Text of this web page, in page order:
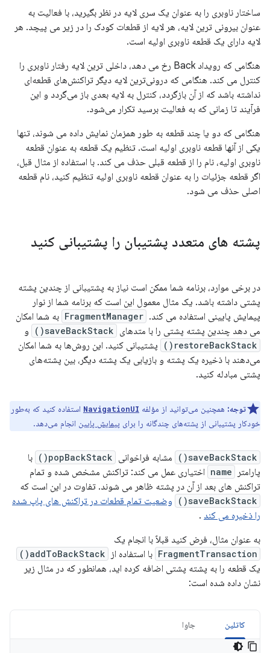
ساختار ناوبری را به عنوان یک سری لایه در نظر بگیرید، با فعالیت به
عنوان بیرونی ترین لایه، هر لایه از قطعات کودک را در زیر می پیچد. هر
لایه دارای یک قطعه ناوبری اولیه است.
هنگامی که رویداد Back رخ می دهد، داخلی ترین لایه رفتار ناوبری را
کنترل می کند. هنگامی که درونی‌ترین لایه دیگر تراکنش‌های قطعه‌ای
نداشته باشد که از آن بازگردد، کنترل به لایه بعدی باز می‌گردد و این
فرآیند تا زمانی که به فعالیت برسید تکرار می‌شود.
هنگامی که دو یا چند قطعه به طور همزمان نمایش داده می شوند، تنها
یکی از آنها قطعه ناوبری اولیه است. تنظیم یک قطعه به عنوان قطعه
ناوبری اولیه، نام را از قطعه قبلی حذف می کند. با استفاده از مثال قبل،
اگر قطعه جزئیات را به عنوان قطعه ناوبری اولیه تنظیم کنید، نام قطعه
اصلی حذف می شود.
پشته های متعدد پشتیبان را پشتیبانی کنید
در برخی موارد، برنامه شما ممکن است نیاز به پشتیبانی از چندین پشته
پشتی داشته باشد. یک مثال معمول این است که برنامه شما از نوار
پیمایش پایینی استفاده می کند. FragmentManager به شما امکان
می دهد چندین پشته پشتی را با متدهای saveBackStack() و
restoreBackStack()
پشتیبانی کنید. این روش‌ها به شما امکان
می‌دهند با ذخیره یک پشته و بازیابی یک پشته دیگر، بین پشته‌های
پشتی مبادله کنید.
توجه: همچنین می‌توانید از مؤلفه NavigationUI استفاده کنید که به‌طور
خودکار پشتیبانی از پشته‌های چندگانه را برای پیمایش پایین انجام می‌دهد.
saveBackStack() مشابه فراخوانی popBackStack()
با
پارامتر
name اختیاری عمل می کند: تراکنش مشخص شده و تمام
تراکنش های بعد از آن در پشته ظاهر می شوند. تفاوت در این است که
saveBackStack()
وضعیت تمام قطعات در تراکنش های پاپ شده
را ذخیره می کند .
به عنوان مثال، فرض کنید قبلاً با انجام یک
FragmentTransaction با استفاده از addToBackStack()
یک قطعه را به پشته پشتی اضافه کرده اید، همانطور که در مثال زیر
نشان داده شده است:
کاتلین جاوا